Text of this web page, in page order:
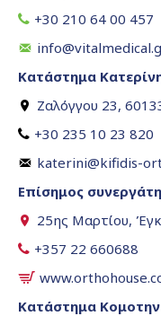
+30 210 64 00 457
Κατάστημα
Ζαλόγγου 23,
+30 235 10 23 820
katerini@kifidis-
Επίσημος
25ης Μαρτίου,
+357 22 660688
Κατάστημα